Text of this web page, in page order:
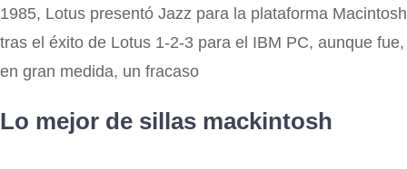
1985, Lotus presentó Jazz para la plataforma Macintosh
tras el éxito de Lotus 1-2-3 para el IBM PC, aunque fue,
en gran medida, un fracaso
Lo mejor de sillas mackintosh